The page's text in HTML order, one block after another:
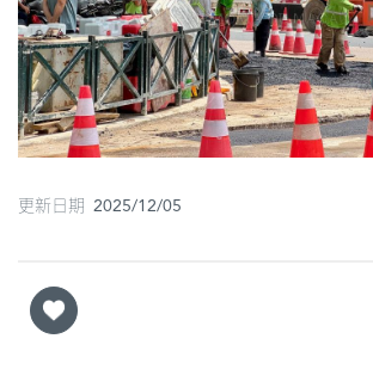
媽
閣
寺
廟
巴
更新日期 2025/12/05